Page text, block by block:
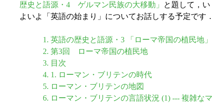
歴史と語源・4 ゲルマン民族の大移動」
と題して，い
よいよ「英語の始まり」についてお話しする予定です．
1. 英語の歴史と語源・3 「ローマ帝国の植民地」
2. 第3回 ローマ帝国の植民地
3. 目次
4. 1. ローマン・ブリテンの時代
5. ローマン・ブリテンの地図
6. ローマン・ブリテンの言語状況 (1) --- 複雑なマ